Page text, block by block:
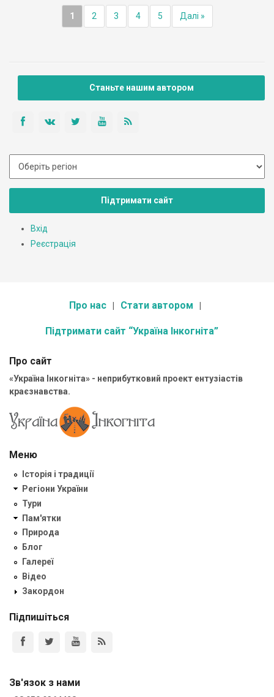
1 2 3 4 5 Далі »
Станьте нашим автором
Підтримати сайт
Вхід
Реєстрація
Про нас Стати автором
Підтримати сайт “Україна Інкогніта”
Про сайт
«Україна Інкогніта» - неприбутковий проект ентузіастів
краєзнавства.
Меню
Історія і традиції
Регіони України
Тури
Пам'ятки
Природа
Блог
Галереї
Відео
Закордон
Підпишіться
Зв'язок з нами